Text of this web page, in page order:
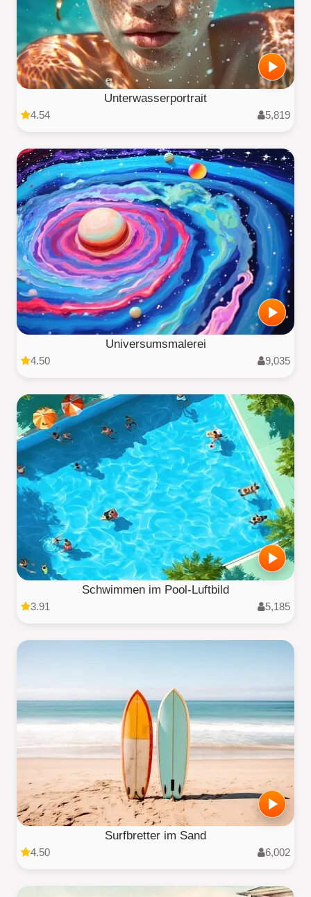
Unterwasserportrait
4.54 5,819
Universumsmalerei
4.50 9,035
Schwimmen im Pool-Luftbild
3.91 5,185
Surfbretter im Sand
4.50 6,002